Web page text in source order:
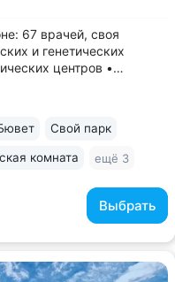
67 врачей, своя
и генетических
центров •
им.
Выбрать
Свой парк
комната ещё 3